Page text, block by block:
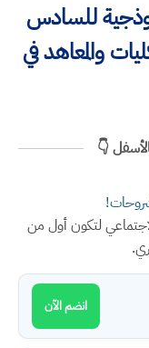
للسادس
والمعاهد في
👇
لتكون أول من
انضم الآن